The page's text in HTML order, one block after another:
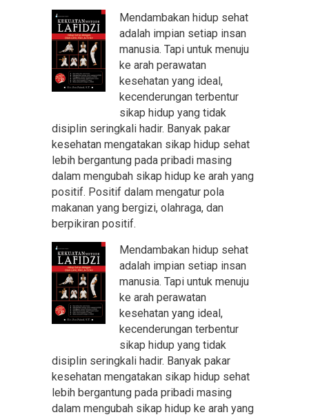
Mendambakan hidup sehat
adalah impian setiap insan
manusia. Tapi untuk menuju
ke arah perawatan
kesehatan yang ideal,
kecenderungan terbentur
sikap hidup yang tidak
disiplin seringkali hadir. Banyak pakar
kesehatan mengatakan sikap hidup sehat
lebih bergantung pada pribadi masing
dalam mengubah sikap hidup ke arah yang
positif. Positif dalam mengatur pola
makanan yang bergizi, olahraga, dan
berpikiran positif.
Mendambakan hidup sehat
adalah impian setiap insan
manusia. Tapi untuk menuju
ke arah perawatan
kesehatan yang ideal,
kecenderungan terbentur
sikap hidup yang tidak
disiplin seringkali hadir. Banyak pakar
kesehatan mengatakan sikap hidup sehat
lebih bergantung pada pribadi masing
dalam mengubah sikap hidup ke arah yang